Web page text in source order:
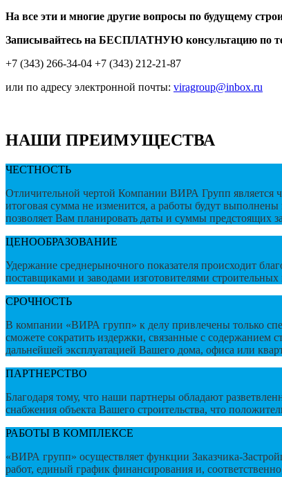
На все эти и многие другие вопросы по будущему
Записывайтесь на БЕСПЛАТНУЮ консультацию по
+7 (343) 266-34-04 +7 (343) 212-21-87
или по адресу электронной почты: viragroup@inbox.ru
НАШИ ПРЕИМУЩЕСТВА
ЧЕСТНОСТЬ
Отличительной чертой Компании ВИРА Групп является
итоговая сумма не изменится, а работы будут
позволяет Вам планировать даты и суммы предстоящих
ЦЕНООБРАЗОВАНИЕ
Удержание среднерыночного показателя происходит
поставщиками и заводами изготовителями
СРОЧНОСТЬ
В компании «ВИРА групп» к делу привлечены только
сможете сократить издержки, связанные с содержанием
дальнейшей эксплуатацией Вашего дома, офиса или
ПАРТНЕРСТВО
Благодаря тому, что наши партнеры обладают
снабжения объекта Вашего строительства, что
РАБОТЫ В КОМПЛЕКСЕ
«ВИРА групп» осуществляет функции Заказчика-
работ, единый график финансирования и,